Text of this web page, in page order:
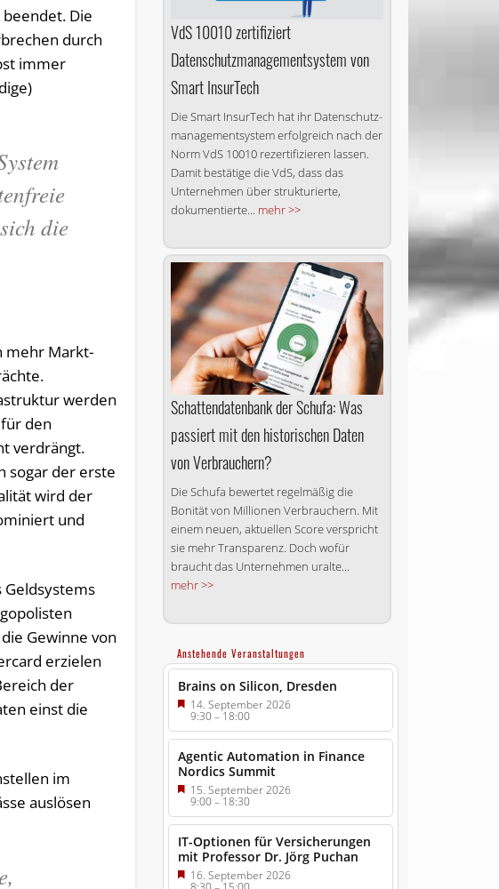
Die
durch
immer
die
mehr Markt-
werden
den
verdrängt.
sogar der erste
wird der
und
Gewinne von
erzielen
der
einst die
im
auslösen
VdS 10010 zertifiziert
Datenschutzmanagementsystem von
Smart InsurTech
Die Smart InsurTech hat ihr Datenschutz­
management­system erfolgreich nach der
Norm VdS 10010 rezertifizieren lassen.
Damit bestätige die VdS, dass das
Unternehmen über strukturierte,
dokumentierte... mehr >>
Schattendatenbank der Schufa: Was
passiert mit den historischen Daten
von Verbrauchern?
Die Schufa bewertet regelmäßig die
Bonität von Millionen Verbrauchern. Mit
einem neuen, aktuellen Score verspricht
sie mehr Transparenz. Doch wofür
braucht das Unternehmen uralte...
mehr >>
Anstehende Veranstaltungen
Brains on Silicon, Dresden
14. September 2026
9:30–18:00
Agentic Automation in Finance
Nordics Summit
15. September 2026
9:00–18:30
IT-Optionen für Versicherungen
mit Professor Dr. Jörg Puchan
16. September 2026